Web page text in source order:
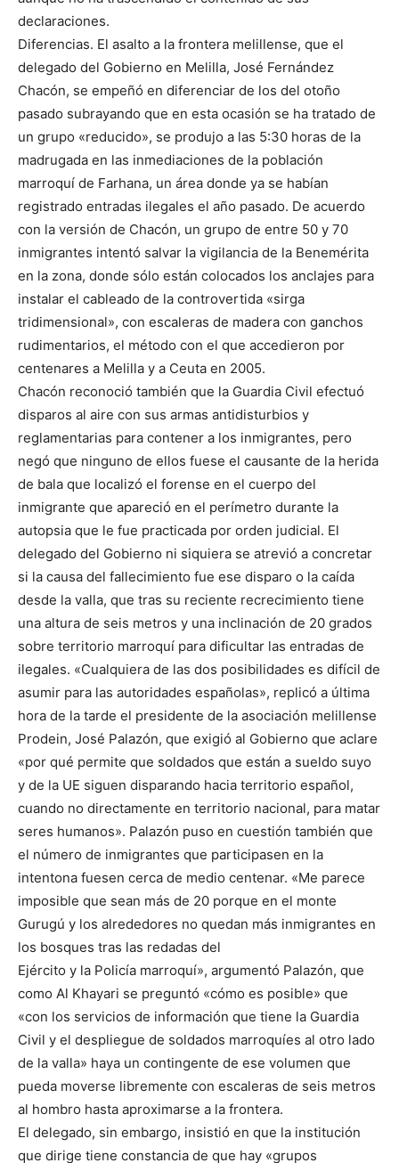
declaraciones.
Diferencias. El asalto a la frontera melillense, que el
delegado del Gobierno en Melilla, José Fernández
Chacón, se empeñó en diferenciar de los del otoño
pasado subrayando que en esta ocasión se ha tratado de
un grupo «reducido», se produjo a las 5:30 horas de la
madrugada en las inmediaciones de la población
marroquí de Farhana, un área donde ya se habían
registrado entradas ilegales el año pasado. De acuerdo
con la versión de Chacón, un grupo de entre 50 y 70
inmigrantes intentó salvar la vigilancia de la Benemérita
en la zona, donde sólo están colocados los anclajes para
instalar el cableado de la controvertida «sirga
tridimensional», con escaleras de madera con ganchos
rudimentarios, el método con el que accedieron por
centenares a Melilla y a Ceuta en 2005.
Chacón reconoció también que la Guardia Civil efectuó
disparos al aire con sus armas antidisturbios y
reglamentarias para contener a los inmigrantes, pero
negó que ninguno de ellos fuese el causante de la herida
de bala que localizó el forense en el cuerpo del
inmigrante que apareció en el perímetro durante la
autopsia que le fue practicada por orden judicial. El
delegado del Gobierno ni siquiera se atrevió a concretar
si la causa del fallecimiento fue ese disparo o la caída
desde la valla, que tras su reciente recrecimiento tiene
una altura de seis metros y una inclinación de 20 grados
sobre territorio marroquí para dificultar las entradas de
ilegales. «Cualquiera de las dos posibilidades es difícil de
asumir para las autoridades españolas», replicó a última
hora de la tarde el presidente de la asociación melillense
Prodein, José Palazón, que exigió al Gobierno que aclare
«por qué permite que soldados que están a sueldo suyo
y de la UE siguen disparando hacia territorio español,
cuando no directamente en territorio nacional, para matar
seres humanos». Palazón puso en cuestión también que
el número de inmigrantes que participasen en la
intentona fuesen cerca de medio centenar. «Me parece
imposible que sean más de 20 porque en el monte
Gurugú y los alrededores no quedan más inmigrantes en
los bosques tras las redadas del
Ejército y la Policía marroquí», argumentó Palazón, que
como Al Khayari se preguntó «cómo es posible» que
«con los servicios de información que tiene la Guardia
Civil y el despliegue de soldados marroquíes al otro lado
de la valla» haya un contingente de ese volumen que
pueda moverse libremente con escaleras de seis metros
al hombro hasta aproximarse a la frontera.
El delegado, sin embargo, insistió en que la institución
que dirige tiene constancia de que hay «grupos